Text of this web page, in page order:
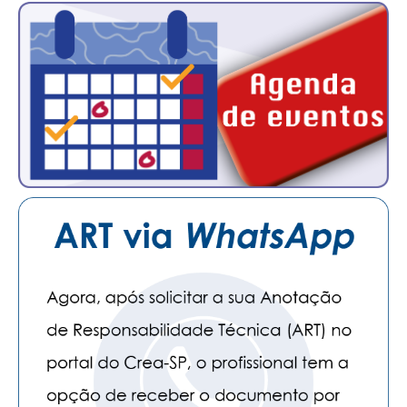
CAMPANHAS SALARIAIS
COMUNICAÇÃO
PALAVRA DO MURILO
NOTÍCIAS
CONTEÚDO ESPECIAL
JORNAL DO ENGENHEIRO
SEESP NOTÍCIAS
NOTÍCIAS NO WHATSAPP
FOTOS